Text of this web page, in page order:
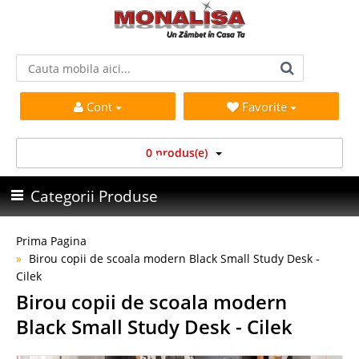
Cont Favorite
0 produs(e)
Categorii Produse
Prima Pagina
Birou copii de scoala modern Black Small Study Desk -
Cilek
Birou copii de scoala modern
Black Small Study Desk - Cilek